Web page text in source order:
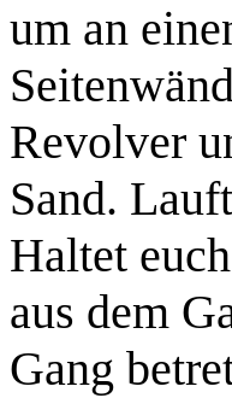
um an
Revolver
Sand.
Haltet
aus dem
Gang